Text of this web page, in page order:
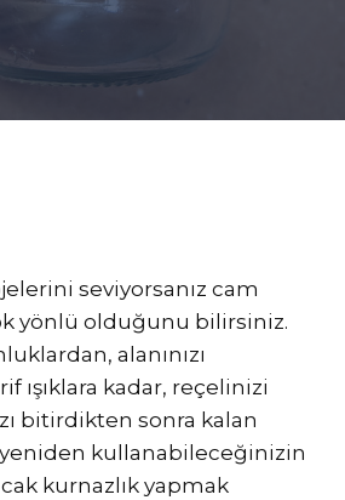
seviyorsanız cam
yönlü olduğunu bilirsiniz.
alanınızı
ışıklara kadar, reçelinizi
bitirdikten sonra kalan
yeniden kullanabileceğinizin
kurnazlık yapmak